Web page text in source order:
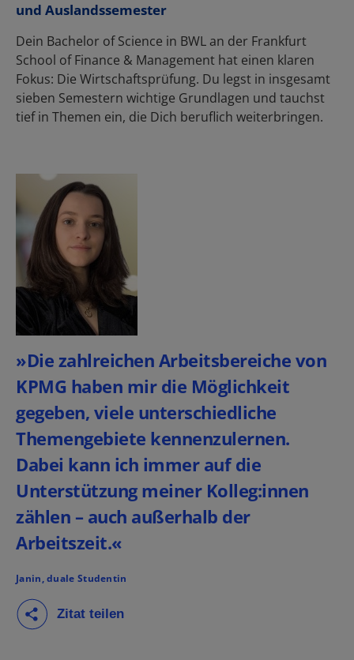
»Die zahlreichen Arbeitsbereiche von
KPMG haben mir die Möglichkeit
gegeben, viele unterschiedliche
Themengebiete kennenzulernen.
Dabei kann ich immer auf die
Unterstützung meiner Kolleg:innen
zählen – auch außerhalb der
Arbeitszeit.«
Janin, duale Studentin